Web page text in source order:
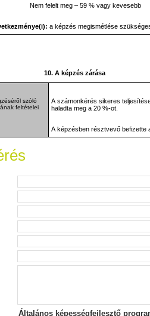
Nem felelt meg – 59 % vagy kevesebb
a képzés megismétlése
10. A képzés zárása
szóló
feltételei
A számonkérés sikeres
haladta meg a 20 %-ot.
A képzésben résztvevő befizette
Általános képességfejlesztő